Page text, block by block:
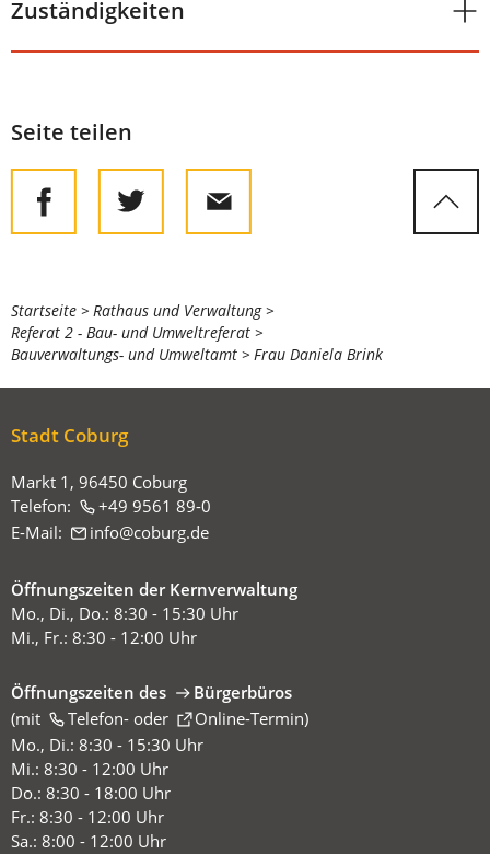
Zuständigkeiten
Seite teilen
Sie
befinden
sich
Startseite
Rathaus und Verwaltung
Referat 2 - Bau- und Umweltreferat
Bauverwaltungs- und Umweltamt
Frau Daniela Brink
Stadt Coburg
Markt 1, 96450 Coburg
Telefon:
+49 9561 89-0
E-Mail:
info coburg de
Öffnungszeiten der Kernverwaltung
Mo., Di., Do.: 8:30 - 15:30 Uhr
Mi., Fr.: 8:30 - 12:00 Uhr
Öffnungszeiten des
Bürgerbüros
(mit
Telefon-oder Online-Termin
(Öffnet
in
einem
neuen
Tab)
)
Mo., Di.: 8:30 - 15:30 Uhr
Mi.: 8:30 - 12:00 Uhr
Do.: 8:30 - 18:00 Uhr
Fr.: 8:30 - 12:00 Uhr
Sa.: 8:00 - 12:00 Uhr